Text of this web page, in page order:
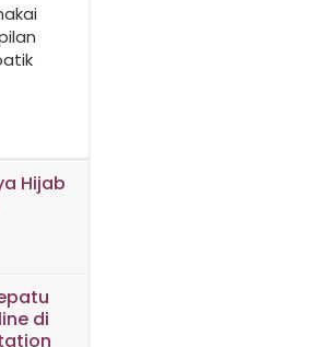
Hijab
di